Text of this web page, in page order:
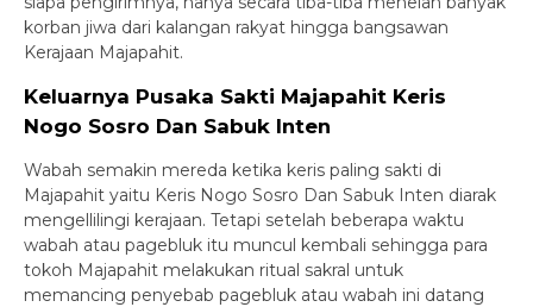
korban jiwa dari kalangan rakyat hingga bangsawan
Kerajaan Majapahit.
Keluarnya Pusaka Sakti Majapahit Keris
Nogo Sosro Dan Sabuk Inten
Wabah semakin mereda ketika keris paling sakti di
Majapahit yaitu Keris Nogo Sosro Dan Sabuk Inten diarak
mengellilingi kerajaan. Tetapi setelah beberapa waktu
wabah atau pagebluk itu muncul kembali sehingga para
tokoh Majapahit melakukan ritual sakral untuk
memancing penyebab pagebluk atau wabah ini datang